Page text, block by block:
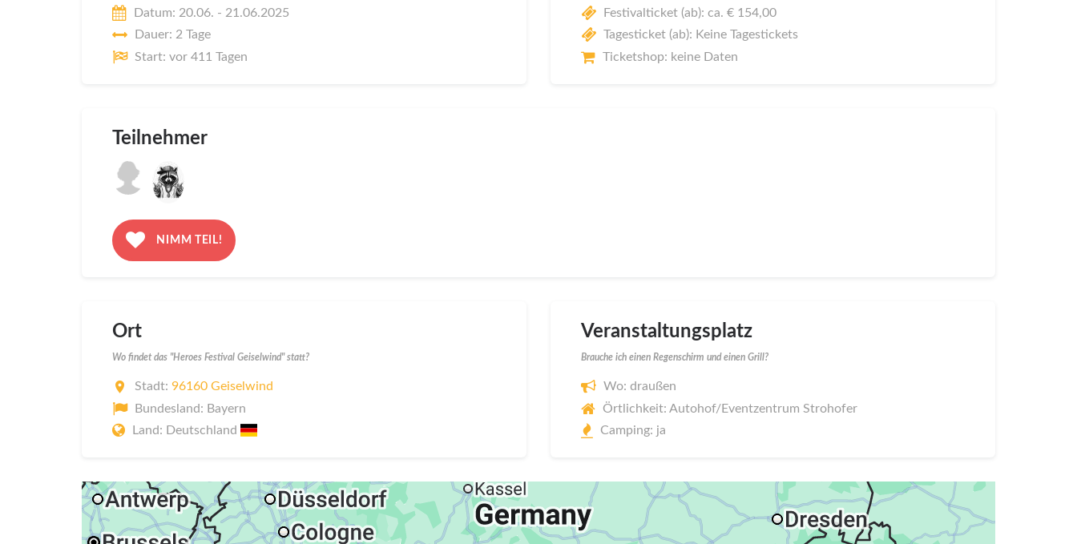
Datum: 20.06. - 21.06.2025
Dauer: 2 Tage
Start: vor 411 Tagen
Festivalticket (ab): ca. € 154,00
Tagesticket (ab): Keine Tagestickets
Ticketshop: keine Daten
Teilnehmer
NIMM TEIL!
Ort
Wo findet das "Heroes Festival Geiselwind" statt?
Stadt: 96160 Geiselwind
Bundesland: Bayern
Land: Deutschland
Veranstaltungsplatz
Brauche ich einen Regenschirm und einen Grill?
Wo: draußen
Örtlichkeit: Autohof/Eventzentrum Strohofer
Camping: ja